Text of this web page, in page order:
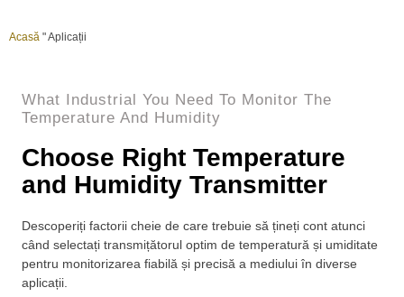
Acasă "Aplicații
What Industrial You Need To Monitor The
Temperature And Humidity
Choose Right Temperature
and Humidity Transmitter
Descoperiți factorii cheie de care trebuie să țineți cont atunci
când selectați transmițătorul optim de temperatură și umiditate
pentru monitorizarea fiabilă și precisă a mediului în diverse
aplicații.